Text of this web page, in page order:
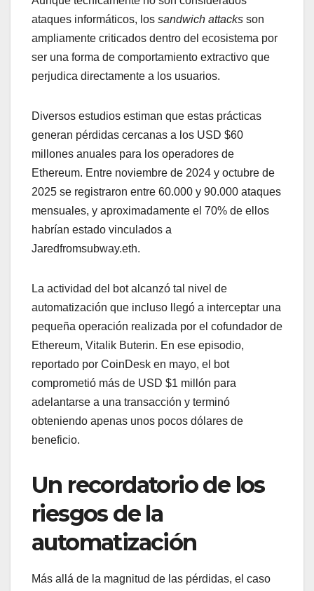
ataques informáticos, los sandwich attacks son
ampliamente criticados dentro del ecosistema por
ser una forma de comportamiento extractivo que
perjudica directamente a los usuarios.
Diversos estudios estiman que estas prácticas
generan pérdidas cercanas a los USD $60
millones anuales para los operadores de
Ethereum. Entre noviembre de 2024 y octubre de
2025 se registraron entre 60.000 y 90.000 ataques
mensuales, y aproximadamente el 70% de ellos
habrían estado vinculados a
Jaredfromsubway.eth.
La actividad del bot alcanzó tal nivel de
automatización que incluso llegó a interceptar una
pequeña operación realizada por el cofundador de
Ethereum, Vitalik Buterin. En ese episodio,
reportado por CoinDesk en mayo, el bot
comprometió más de USD $1 millón para
adelantarse a una transacción y terminó
obteniendo apenas unos pocos dólares de
beneficio.
Un recordatorio de los
riesgos de la
automatización
Más allá de la magnitud de las pérdidas, el caso